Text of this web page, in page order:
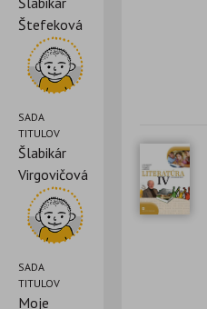
Štefeková
SADA
TITULOV
Šlabikár
Virgovičová
SADA
TITULOV
Moje